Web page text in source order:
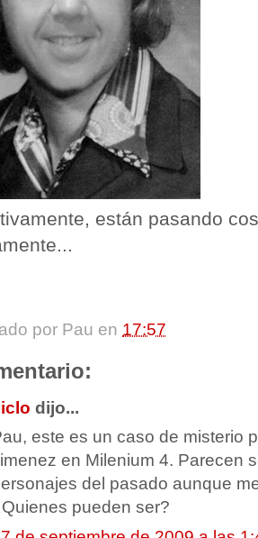
están pasando
por Pau en 17:57
dijo...
este es un caso de misterio
en Milenium 4. Parecen
del pasado aunque
pueden ser?